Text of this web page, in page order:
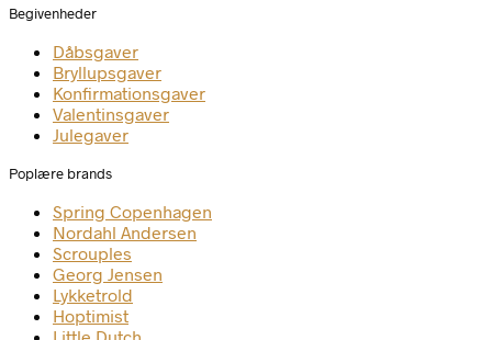
Begivenheder
Dåbsgaver
Bryllupsgaver
Konfirmationsgaver
Valentinsgaver
Julegaver
Poplære brands
Spring Copenhagen
Nordahl Andersen
Scrouples
Georg Jensen
Lykketrold
Hoptimist